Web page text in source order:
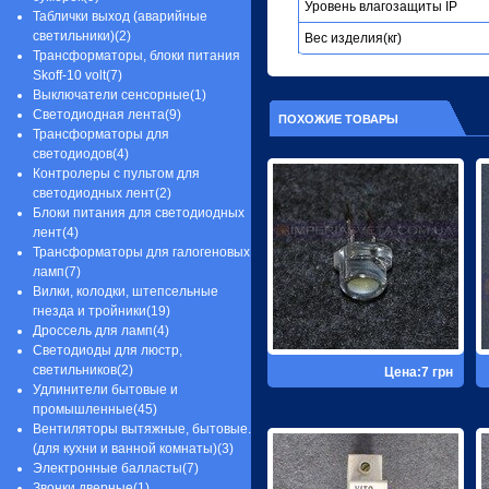
Уровень влагозащиты IP
Вес изделия(кг)
ПОХОЖИЕ ТОВАРЫ
Цена:7 грн
Споты направляемые
светильники(8)
Светильники для ванной
комнаты(15)
Вешалки для кухонных
принадлежностей(2)
освещения(29)
Садовые, газонные светильники
на солнечной батареи(6)
Грунтовые, газонные и
тротуарные светильники(18)
Консольные светильники
(освещения дорог, дворов,
площадок)(7)
Промышленные подвесные
светильники (для цеха и склада)(6)
Таблички выход (аварийные
светильники)(2)
Трансформаторы, блоки питания
Skoff-10 volt(7)
Выключатели сенсорные(1)
Светодиодная лента(9)
Трансформаторы для
светодиодов(4)
Контролеры с пультом для
светодиодных лент(2)
Блоки питания для светодиодных
лент(4)
Трансформаторы для галогеновых
ламп(7)
Вилки, колодки, штепсельные
гнезда и тройники(19)
Дроссель для ламп(4)
Светодиоды для люстр,
светильников(2)
Удлинители бытовые и
промышленные(45)
Вентиляторы вытяжные, бытовые.
(для кухни и ванной комнаты)(3)
Электронные балласты(7)